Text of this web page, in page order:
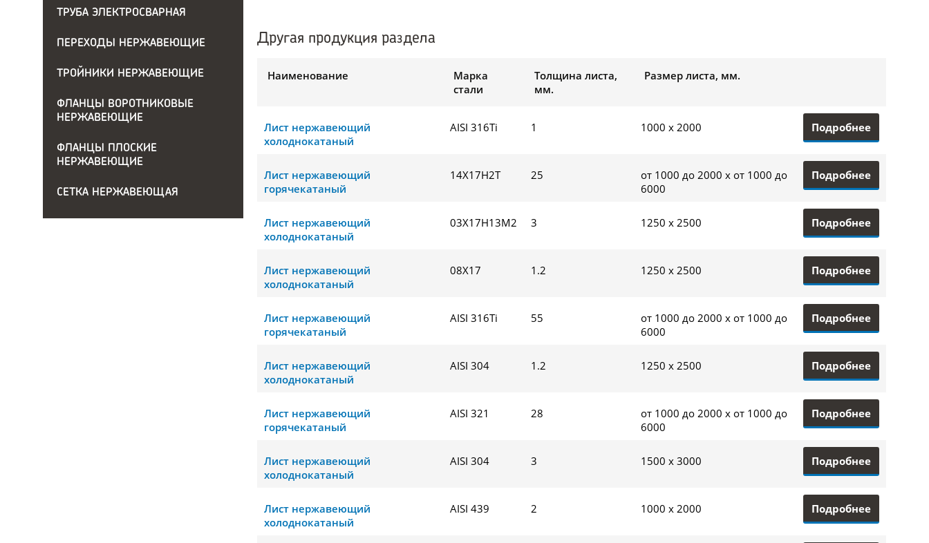
ТРУБА ЭЛЕКТРОСВАРНАЯ
ПЕРЕХОДЫ НЕРЖАВЕЮЩИЕ
ТРОЙНИКИ НЕРЖАВЕЮЩИЕ
ФЛАНЦЫ ВОРОТНИКОВЫЕ
НЕРЖАВЕЮЩИЕ
ФЛАНЦЫ ПЛОСКИЕ
НЕРЖАВЕЮЩИЕ
СЕТКА НЕРЖАВЕЮЩАЯ
Другая продукция раздела
Наименование
Марка
стали
Толщина листа,
мм.
Размер листа, мм.
Лист нержавеющий
холоднокатаный
AISI 316Ti 1 1000 x 2000 Подробнее
Лист нержавеющий
горячекатаный
14Х17Н2Т 25
от 1000 до 2000 x от 1000 до
6000
Подробнее
Лист нержавеющий
холоднокатаный
03Х17Н13М2 3 1250 x 2500 Подробнее
Лист нержавеющий
холоднокатаный
08Х17 1.2 1250 x 2500 Подробнее
Лист нержавеющий
горячекатаный
AISI 316Ti 55
от 1000 до 2000 x от 1000 до
6000
Подробнее
Лист нержавеющий
холоднокатаный
AISI 304 1.2 1250 x 2500 Подробнее
Лист нержавеющий
горячекатаный
AISI 321 28
от 1000 до 2000 x от 1000 до
6000
Подробнее
Лист нержавеющий
холоднокатаный
AISI 304 3 1500 x 3000 Подробнее
Лист нержавеющий
холоднокатаный
AISI 439 2 1000 x 2000 Подробнее